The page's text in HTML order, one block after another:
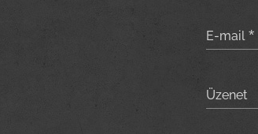
E-mail
Üzenet